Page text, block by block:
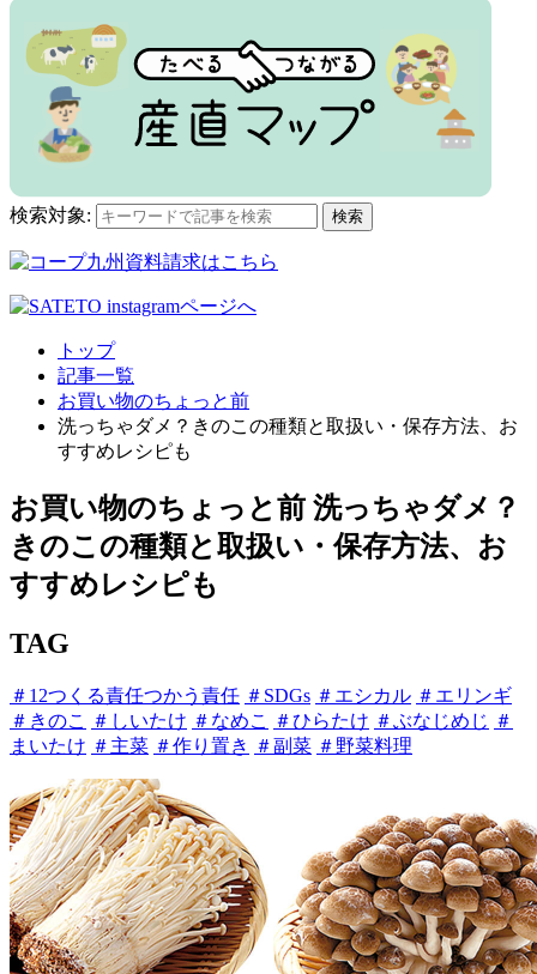
検索対象: 検索
トップ
記事一覧
お買い物のちょっと前
洗っちゃダメ？きのこの種類と取扱い・保存方法、お
すすめレシピも
お買い物のちょっと前 洗っちゃダメ？
きのこの種類と取扱い・保存方法、お
すすめレシピも
TAG
＃12つくる責任つかう責任 ＃SDGs ＃エシカル ＃エリンギ
＃きのこ
＃しいたけ ＃なめこ ＃ひらたけ ＃ぶなじめじ ＃
まいたけ ＃主菜 ＃作り置き ＃副菜 ＃野菜料理